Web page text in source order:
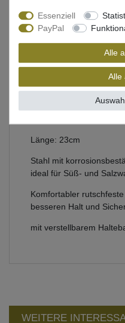
Bewertung
Produktsicherheit
multifunktional
von Vorfächern udn
Länge: 23cm
Stahl mit
ideal für Süß- und
Komfortabler
besseren Halt und
mit verstellbarem
WEITERE
Essenziell
PayPal
Alle
Alle